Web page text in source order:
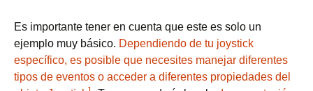
Es importante tener en cuenta que este es solo un
ejemplo muy básico. Dependiendo de tu joystick
específico, es posible que necesites manejar diferentes
tipos de eventos o acceder a diferentes propiedades del